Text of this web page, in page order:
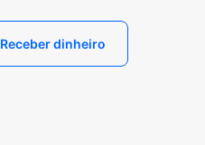
Receber dinheiro